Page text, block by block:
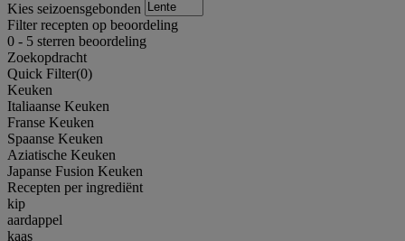
Kies seizoensgebonden
Filter recepten op beoordeling
0 - 5 sterren beoordeling
Zoekopdracht
Quick Filter(0)
Keuken
Italiaanse Keuken
Franse Keuken
Spaanse Keuken
Aziatische Keuken
Japanse Fusion Keuken
Recepten per ingrediënt
kip
aardappel
kaas